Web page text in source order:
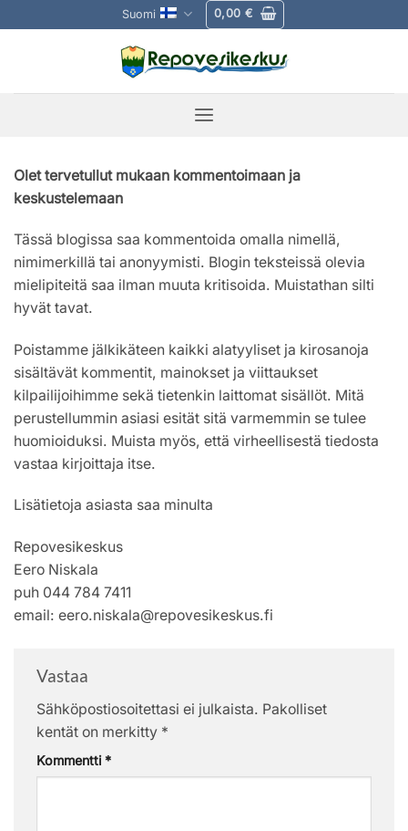
to
Suomi 0,00 €
Olet tervetullut mukaan kommentoimaan ja
keskustelemaan
Tässä blogissa saa kommentoida omalla nimellä,
nimimerkillä tai anonyymisti. Blogin teksteissä olevia
mielipiteitä saa ilman muuta kritisoida. Muistathan silti
hyvät tavat.
Poistamme jälkikäteen kaikki alatyyliset ja kirosanoja
sisältävät kommentit, mainokset ja viittaukset
kilpailijoihimme sekä tietenkin laittomat sisällöt. Mitä
perustellummin asiasi esität sitä varmemmin se tulee
huomioiduksi. Muista myös, että virheellisestä tiedosta
vastaa kirjoittaja itse.
Lisätietoja asiasta saa minulta
Repovesikeskus
Eero Niskala
puh 044 784 7411
email: eero.niskala@repovesikeskus.fi
Vastaa
Sähköpostiosoitettasi ei julkaista. Pakolliset
kentät on merkitty *
Kommentti*